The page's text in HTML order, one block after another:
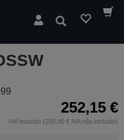
Pesquisar
252,15 €
IVA incluído (205,00 € IVA não incluído)